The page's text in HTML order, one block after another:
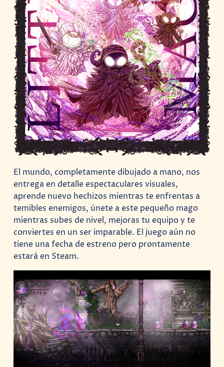
El mundo, completamente dibujado a mano, nos
entrega en detalle espectaculares visuales,
aprende nuevo hechizos mientras te enfrentas a
temibles enemigos, únete a este pequeño mago
mientras subes de nivel, mejoras tu equipo y te
conviertes en un ser imparable. El juego aún no
tiene una fecha de estreno pero prontamente
estará en Steam.